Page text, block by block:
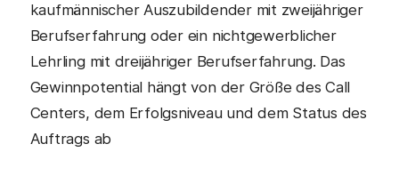
kaufmännischer Auszubildender mit zweijähriger
Berufserfahrung oder ein nichtgewerblicher
Lehrling mit dreijähriger Berufserfahrung. Das
Gewinnpotential hängt von der Größe des Call
Centers, dem Erfolgsniveau und dem Status des
Auftrags ab